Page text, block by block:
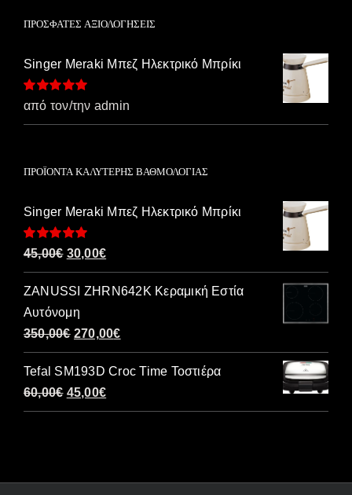
ΠΡΌΣΦΑΤΕΣ ΑΞΙΟΛΟΓΉΣΕΙΣ
Singer Meraki Μπεζ Ηλεκτρικό Μπρίκι
Βαθμολογήθηκε
από τον/την admin
ΠΡΟΪΌΝΤΑ ΚΑΛΎΤΕΡΗΣ ΒΑΘΜΟΛΟΓΊΑΣ
Singer Meraki Μπεζ Ηλεκτρικό Μπρίκι
Βαθμολογήθηκε
45,00€ Original
price
was:
45,00€.
30,00€Η
τρέχουσα
τιμή
30,00€.
ZANUSSI ZHRN642K Κεραμική Εστία
Αυτόνομη
350,00€ Original
price
was:
350,00€.
270,00€Η
τρέχουσα
τιμή
Tefal SM193D Croc Time Τοστιέρα
60,00€ Original
price
45,00€Η
τρέχουσα